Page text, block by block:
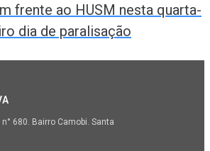
frente ao HUSM nesta quarta-
dia de paralisação
680. Bairro Camobi. Santa